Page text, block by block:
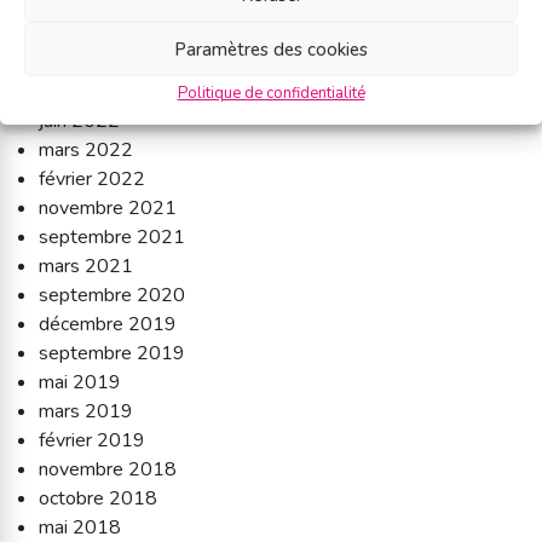
Paramètres des cookies
Politique de confidentialité
septembre 2022
juin 2022
mars 2022
février 2022
novembre 2021
septembre 2021
mars 2021
septembre 2020
décembre 2019
septembre 2019
mai 2019
mars 2019
février 2019
novembre 2018
octobre 2018
mai 2018